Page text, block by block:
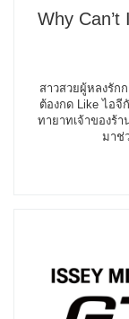
Why
สาวสวยผู้หลงรัก
ต้องกด Like ไอ
ทายาทเจ้าของร้า
มาช่